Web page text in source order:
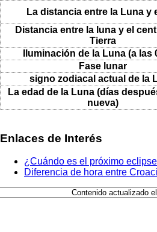
La distancia entre la Luna y
Distancia entre la luna y el
Tierra
Iluminación de la Luna (a las
Fase lunar
signo zodiacal actual de la
La edad de la Luna (días
nueva)
Enlaces de Interés
¿Cuándo es el próximo
Diferencia de hora entre
Contenido actualizado